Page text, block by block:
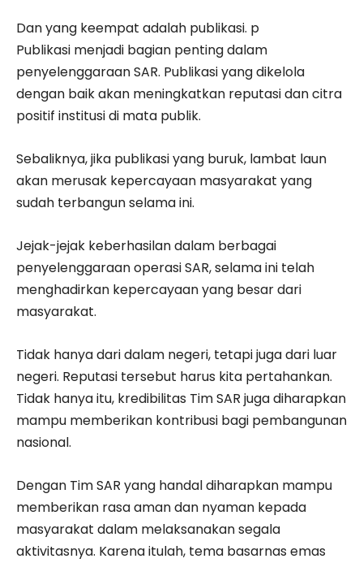
Dan yang keempat adalah publikasi. p
Publikasi menjadi bagian penting dalam
penyelenggaraan SAR. Publikasi yang dikelola
dengan baik akan meningkatkan reputasi dan citra
positif institusi di mata publik.
Sebaliknya, jika publikasi yang buruk, lambat laun
akan merusak kepercayaan masyarakat yang
sudah terbangun selama ini.
Jejak-jejak keberhasilan dalam berbagai
penyelenggaraan operasi SAR, selama ini telah
menghadirkan kepercayaan yang besar dari
masyarakat.
Tidak hanya dari dalam negeri, tetapi juga dari luar
negeri. Reputasi tersebut harus kita pertahankan.
Tidak hanya itu, kredibilitas Tim SAR juga diharapkan
mampu memberikan kontribusi bagi pembangunan
nasional.
Dengan Tim SAR yang handal diharapkan mampu
memberikan rasa aman dan nyaman kepada
masyarakat dalam melaksanakan segala
aktivitasnya. Karena itulah, tema basarnas emas